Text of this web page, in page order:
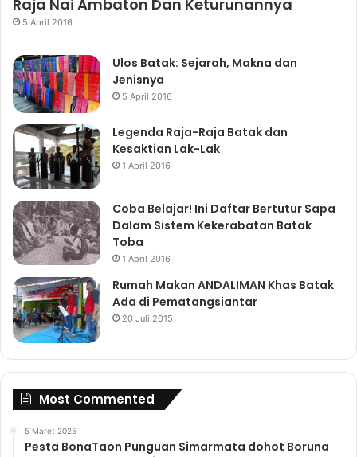
Raja Nai Ambaton Dan Keturunannya
5 April 2016
Ulos Batak: Sejarah, Makna dan
Jenisnya
5 April 2016
Legenda Raja-Raja Batak dan
Kesaktian Lak-Lak
1 April 2016
Coba Belajar! Ini Daftar Bertutur Sapa
Dalam Sistem Kekerabatan Batak
Toba
1 April 2016
Rumah Makan ANDALIMAN Khas Batak
Ada di Pematangsiantar
20 Juli 2015
Most Commented
5 Maret 2025
Pesta BonaTaon Punguan Simarmata dohot Boruna